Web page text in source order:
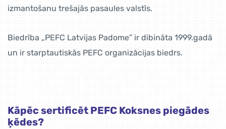
izmantošanu trešajās pasaules valstīs.
Biedrība „PEFC Latvijas Padome” ir dibināta 1999.‌gadā
un ir starptautiskās PEFC organizācijas biedrs.
Kāpēc sertificēt PEFC Koksnes piegādes
ķēdes?